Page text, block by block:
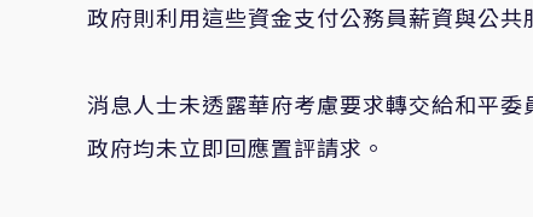
政府則利用這些資金支付公務員薪資與公共
消息人士未透露華府考慮要求轉交給和平
政府均未立即回應置評請求。